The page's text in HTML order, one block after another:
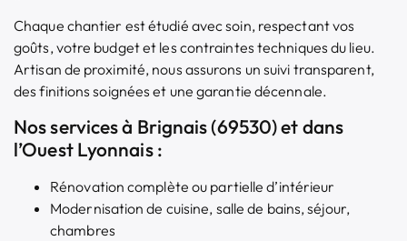
Chaque chantier est étudié avec soin, respectant vos
goûts, votre budget et les contraintes techniques du lieu.
Artisan de proximité, nous assurons un suivi transparent,
des finitions soignées et une garantie décennale.
Nos services à Brignais (69530) et dans
l’Ouest Lyonnais :
Rénovation complète ou partielle d’intérieur
Modernisation de cuisine, salle de bains, séjour,
chambres